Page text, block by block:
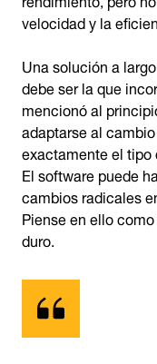
velocidad y la
Una solución a
debe ser la que
mencionó al
adaptarse al
exactamente el
El software puede
cambios radicales
Piense en ello
duro.